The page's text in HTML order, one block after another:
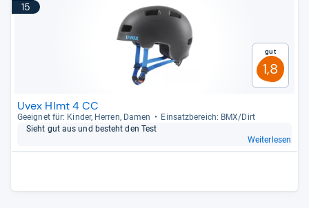
15
Gut
1,8
Uvex Hlmt 4 CC
Geeig­net für: Kin­der, Her­ren, Damen
Ein­satz­be­reich: BMX/Dirt
Sieht gut aus und besteht den Test
Weiterlesen